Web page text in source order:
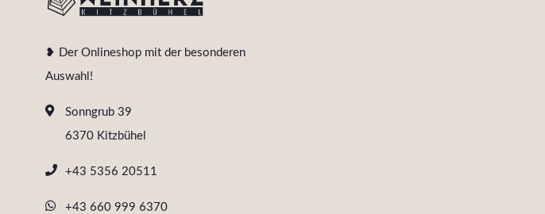
❥ Der Onlineshop mit der besonderen
Auswahl!
Sonngrub 39
6370 Kitzbühel
+43 5356 20511
+43 660 999 6370